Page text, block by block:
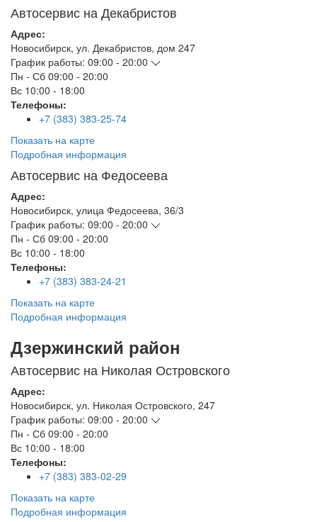
Автосервис на Декабристов
Адрес:
Новосибирск, ул. Декабристов, дом 247
График работы: 09:00 - 20:00
Пн - Сб 09:00 - 20:00
Вс 10:00 - 18:00
Телефоны:
+7 (383) 383-25-74
Показать на карте
Подробная информация
Автосервис на Федосеева
Адрес:
Новосибирск, улица Федосеева, 36/3
График работы: 09:00 - 20:00
Пн - Сб 09:00 - 20:00
Вс 10:00 - 18:00
Телефоны:
+7 (383) 383-24-21
Показать на карте
Подробная информация
Дзержинский район
Автосервис на Николая Островского
Адрес:
Новосибирск, ул. Николая Островского, 247
График работы: 09:00 - 20:00
Пн - Сб 09:00 - 20:00
Вс 10:00 - 18:00
Телефоны:
+7 (383) 383-02-29
Показать на карте
Подробная информация